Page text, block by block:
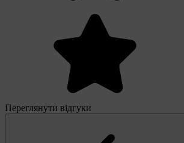
Переглянути відгуки